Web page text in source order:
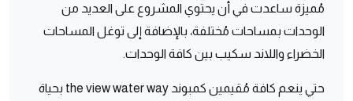
مُميزة ساعدت في أن يحتوي المشروع على العديد من
الوحدات بمساحات مُختلفة، بالإضافة إلى توغل المساحات
الخضراء واللاند سكيب بين كافة الوحدات.
حتي ينعم كافة مُقيمين كمبوند the view water way بحياة